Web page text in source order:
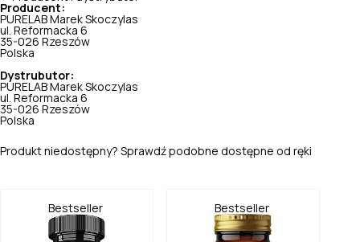
Producent:
PURELAB Marek Skoczylas
ul. Reformacka 6
35-026 Rzeszów
Polska
Dystrubutor:
PURELAB Marek Skoczylas
ul. Reformacka 6
35-026 Rzeszów
Polska
Produkt niedostępny? Sprawdź podobne dostępne od ręki
Bestseller Bestseller